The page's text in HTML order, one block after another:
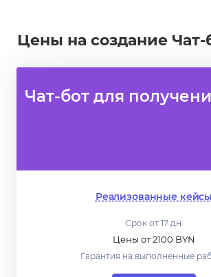
Цены на создание Чат-
Чат-бот для
Реализованные кейсы
Срок от 17 дн.
Цены от 2100 BYN
Гарантия на выполненные